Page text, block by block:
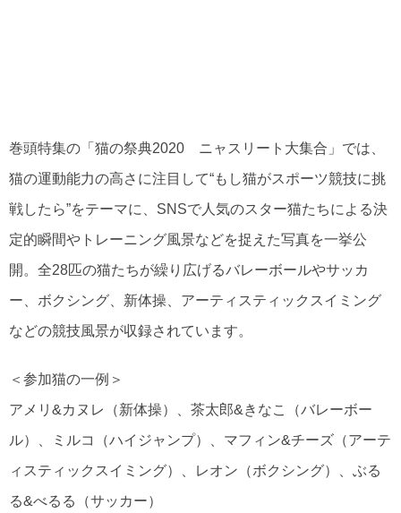
巻頭特集の「猫の祭典2020 ニャスリート大集合」では、
猫の運動能力の高さに注目して“もし猫がスポーツ競技に挑
戦したら”をテーマに、SNSで人気のスター猫たちによる決
定的瞬間やトレーニング風景などを捉えた写真を一挙公
開。全28匹の猫たちが繰り広げるバレーボールやサッカ
ー、ボクシング、新体操、アーティスティックスイミング
などの競技風景が収録されています。
＜参加猫の一例＞
アメリ&カヌレ（新体操）、茶太郎&きなこ（バレーボー
ル）、ミルコ（ハイジャンプ）、マフィン&チーズ（アーテ
ィスティックスイミング）、レオン（ボクシング）、ぶる
る&べるる（サッカー）